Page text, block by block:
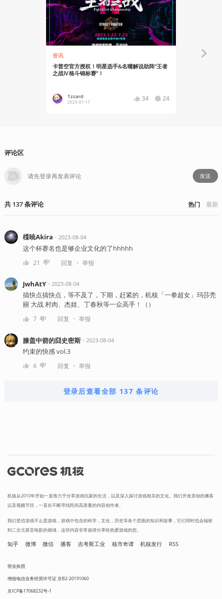
资讯
卡普空官方授权！明星选手&名嘴解说助阵“王者
之战Ⅳ格斗锦标赛”！
1zzard
2023-07-17 34 24
评论区
发送
共 137条评论 热门 最新
楪暁Akira ・ 2023-08-04
这个杯赛名也是够企业文化的了hhhhh
21 回复 ・ 举报
JwhAtY・ 2023-08-04
搞快点搞快点，等不及了，下期，赶紧的，机核「一拳超女」玛莎秃
丽 大战 村肉、杰娃、丁春秋等一众高手！（）
7 回复 ・ 举报
膝盖中箭的囧史密斯・ 2023-08-04
约束的快感 vol.3
6 回复 ・ 举报
登录后查看全部 137 条评论
机核从2010年开始一直致力于分享游戏玩家的生活，以及深入探讨游戏相关的文化。我们开发原创的播客
以及视频节目，一直在不断寻找民间高质量的内容创作者。
我们坚信游戏不止是游戏，游戏中包含的科学，文化，历史等各个层面的知识和故事，它们同时也会辐射
到二次元甚至电影的领域，这些内容非常值得分享给热爱游戏的您。
知乎 微博 微信 播客 吉考斯工业 核市奇谭 机核发行 RSS
营业执照
增值电信业务经营许可证 京B2-20191060
京ICP备17068232号-1